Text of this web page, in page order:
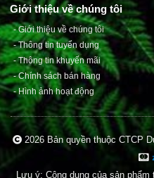
2026 Bản quyền thuộc CTCP
Lưu ý: Công dụng của sản